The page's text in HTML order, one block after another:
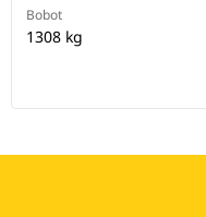
Bobot
1308 kg